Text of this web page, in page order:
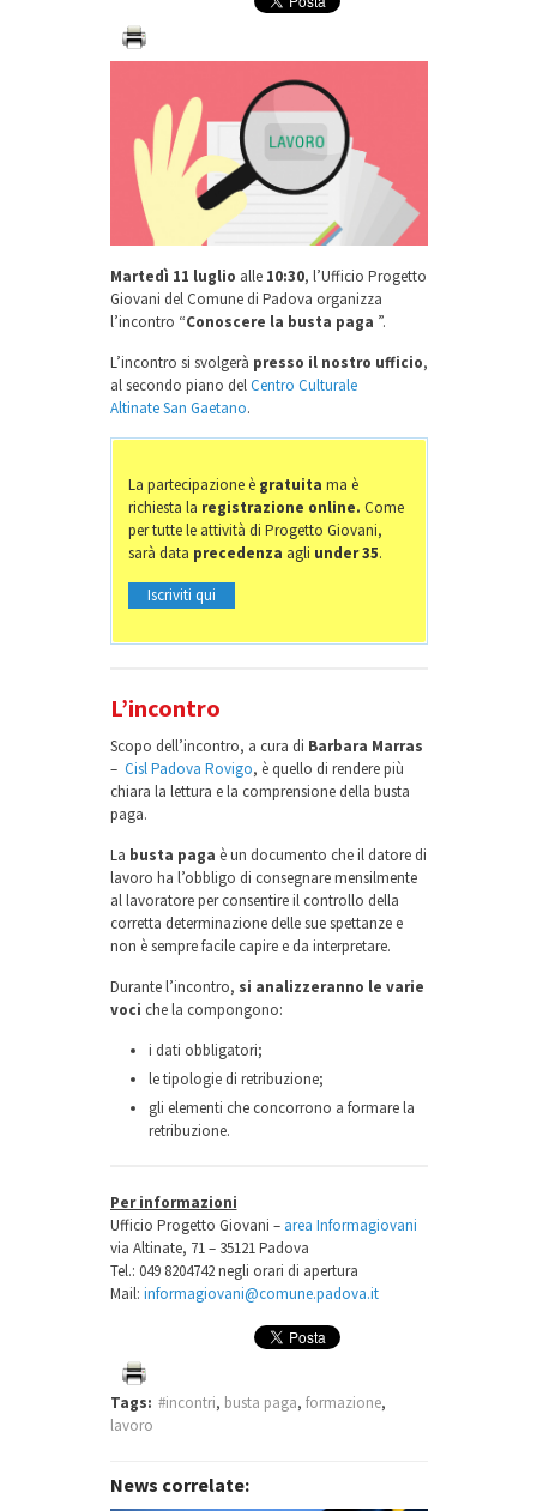
Martedì 11 luglio alle 10:30, l’Ufficio Progetto
Giovani del Comune di Padova organizza
l’incontro “Conoscere la busta paga ”.
L’incontro si svolgerà presso il nostro ufficio,
al secondo piano delCentro Culturale
Altinate San Gaetano.
La partecipazione ègratuita ma è
richiesta la registrazione online. Come
per tutte le attività di Progetto Giovani,
sarà data precedenza agli under 35.
Iscriviti qui
L’incontro
Scopo dell’incontro, a cura di Barbara Marras
– Cisl Padova Rovigo, è quello di rendere più
chiara la lettura e la comprensione della busta
paga.
La busta paga è un documento che il datore di
lavoro ha l’obbligo di consegnare mensilmente
al lavoratore per consentire il controllo della
corretta determinazione delle sue spettanze e
non è sempre facile capire e da interpretare.
Durante l’incontro, si analizzeranno le varie
voci che la compongono:
i dati obbligatori;
le tipologie di retribuzione;
gli elementi che concorrono a formare la
retribuzione.
Per informazioni
Ufficio Progetto Giovani – area Informagiovani
via Altinate, 71 – 35121 Padova
Tel.: 049 8204742 negli orari di apertura
Mail: informagiovani@comune.padova.it
Tags: #incontri, busta paga, formazione,
lavoro
News correlate: